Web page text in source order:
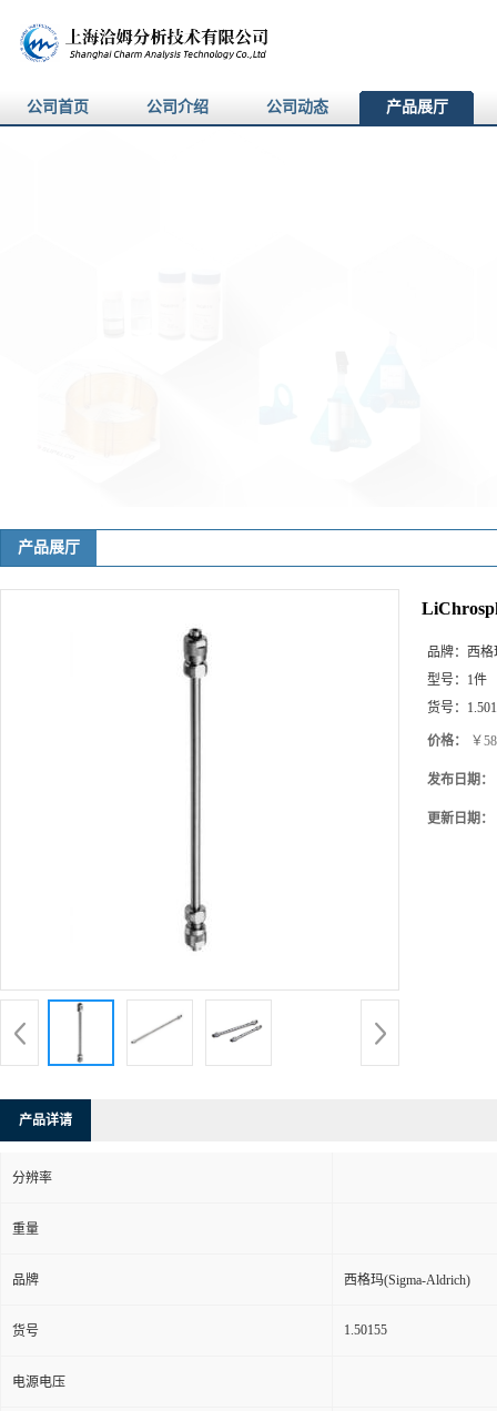
公司首页 公司介绍 公司动态 产品展厅
产品展厅
品牌： 西格
型号： 1件
货号：
价格： ￥
发布日期：
更新日期：
产品详请
分辨率
重量
品牌 西格玛(Sigma-Aldrich)
货号 1.50155
电源电压